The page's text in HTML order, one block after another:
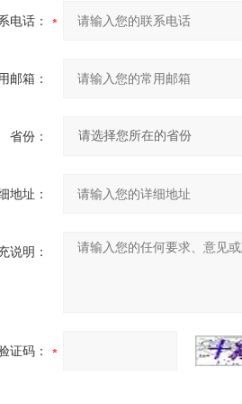
电话：
邮箱：
省份：
地址：
说明：
证码：